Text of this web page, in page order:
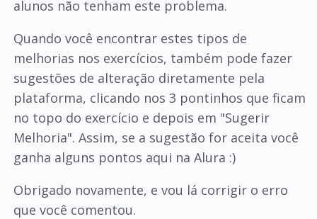
alunos não tenham este problema.
Quando você encontrar estes tipos de
melhorias nos exercícios, também pode fazer
sugestões de alteração diretamente pela
plataforma, clicando nos 3 pontinhos que ficam
no topo do exercício e depois em "Sugerir
Melhoria". Assim, se a sugestão for aceita você
ganha alguns pontos aqui na Alura :)
Obrigado novamente, e vou lá corrigir o erro
que você comentou.